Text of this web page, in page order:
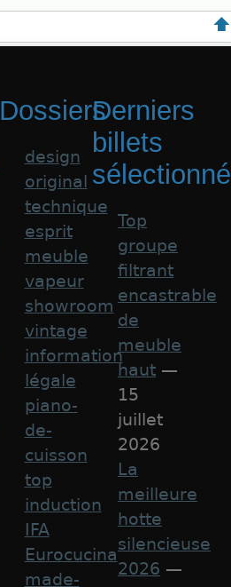
Dossiers
design
original
technique
esprit
meuble
vapeur
showroom
vintage
information
légale
piano-
de-
cuisson
top
induction
IFA
Eurocucina
made-
Derniers
billets
Top
groupe
filtrant
encastrable
de
meuble
haut —
15
juillet
2026
La
meilleure
hotte
silencieuse
2026 —